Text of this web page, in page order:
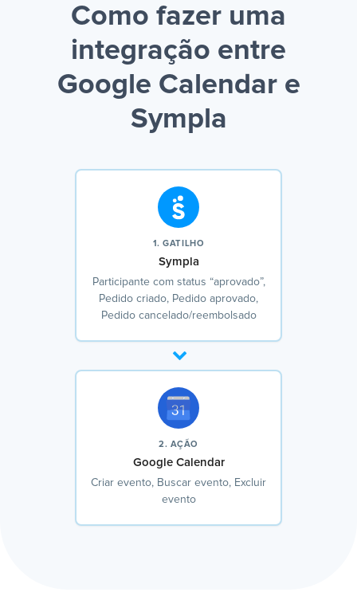
Como fazer uma
integração entre
Google Calendar e
Sympla
1. GATILHO
Sympla
Participante com status “aprovado”,
Pedido criado, Pedido aprovado,
Pedido cancelado/reembolsado
2. AÇÃO
Google Calendar
Criar evento, Buscar evento, Excluir
evento